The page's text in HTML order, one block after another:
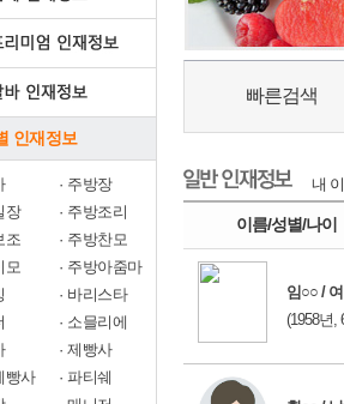
인재정보
· 주방장
장 · 주방조리
조 · 주방찬모
모 · 주방아줌마
· 바리스타
· 소믈리에
·제빵사
빵사 ·파티쉐
빠른검색
내
이름/성별/나이
임○○ / 여
(1958년,